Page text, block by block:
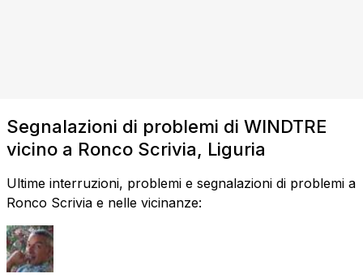
Segnalazioni di problemi di WINDTRE
vicino a Ronco Scrivia, Liguria
Ultime interruzioni, problemi e segnalazioni di problemi a
Ronco Scrivia e nelle vicinanze: